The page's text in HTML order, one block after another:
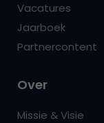
Vacatures
Jaarboek
Partnercontent
Over
Missie & Visie